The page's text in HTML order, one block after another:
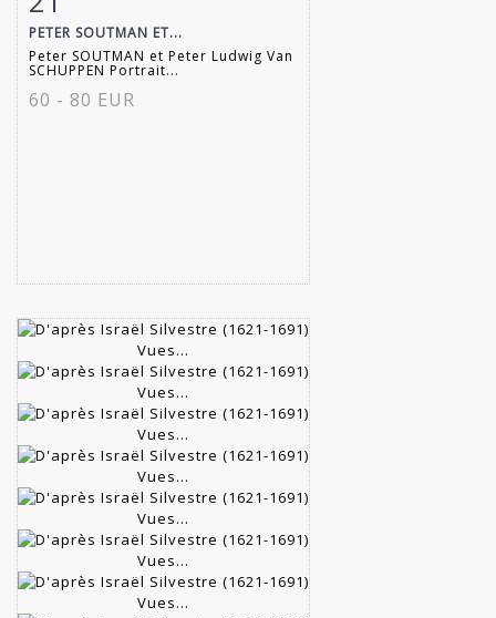
PETER SOUTMAN ET...
Peter SOUTMAN et Peter Ludwig Van
SCHUPPEN Portrait...
60 - 80 EUR